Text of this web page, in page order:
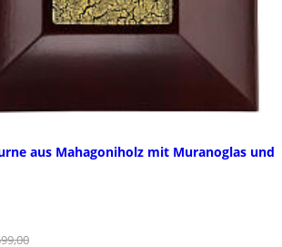
aus Mahagoniholz mit Muranoglas und